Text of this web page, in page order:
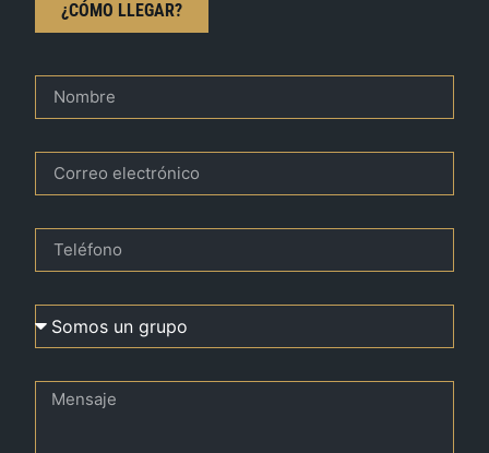
¿CÓMO LLEGAR?